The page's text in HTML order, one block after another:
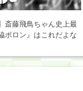
斎藤飛鳥ちゃん史上最
ボロン』はこれだよな